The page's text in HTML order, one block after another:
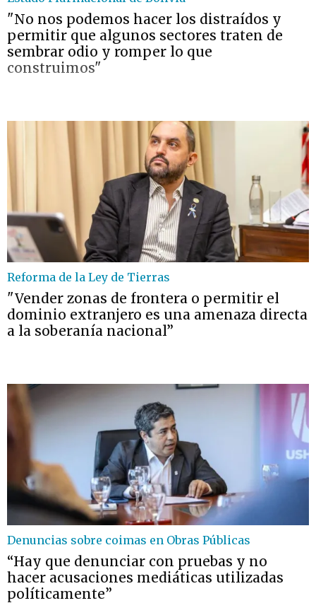
"No nos podemos hacer los distraídos y
permitir que algunos sectores traten de
sembrar odio y romper lo que
construimos"
Reforma de la Ley de Tierras
"Vender zonas de frontera o permitir el
dominio extranjero es una amenaza directa
a la soberanía nacional”
Denuncias sobre coimas en Obras Públicas
“Hay que denunciar con pruebas y no
hacer acusaciones mediáticas utilizadas
políticamente”